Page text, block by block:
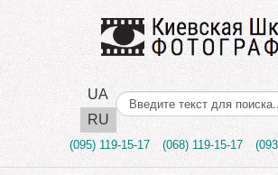
UA
RU
Поиск..
(095) 119-15-17 (068) 119-15-17